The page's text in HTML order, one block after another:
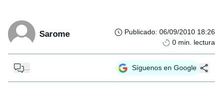
Sarome Publicado: 06/09/2010 18:26
0 min. lectura
Síguenos en Google